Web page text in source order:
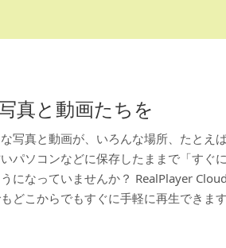
真と動画たちを
写真と動画が、いろんな場所、たとえ
パソコンなどに保存したままで「すぐ
になっていませんか？ RealPlayer
どこからでもすぐに手軽に再生できま